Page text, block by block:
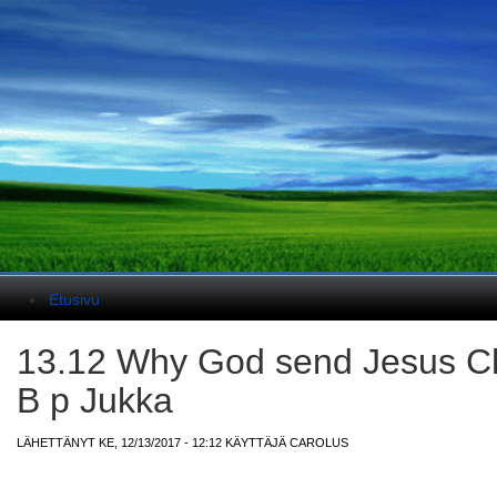
Päävalikko
Etusivu
13.12 Why God send Jesus
B p Jukka
LÄHETTÄNYT KE, 12/13/2017 - 12:12 KÄYTTÄJÄ CAROLUS